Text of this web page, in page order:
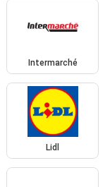
Intermarché
Lidl